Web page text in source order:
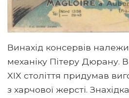
Винахід консервів
механіку Пітеру Дюрану.
XIX століття придумав
з харчової жерсті.